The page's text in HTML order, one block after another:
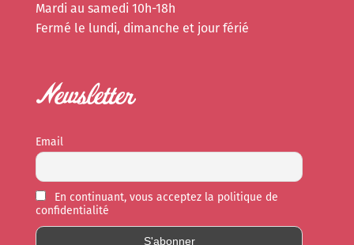
Mardi au samedi 10h-18h
Fermé le lundi, dimanche et jour férié
Newsletter
Email
En continuant, vous acceptez la politique de
confidentialité